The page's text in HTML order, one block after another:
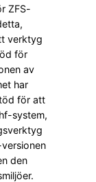
ZFS-
verktyg
för
av
har
för att
system,
den